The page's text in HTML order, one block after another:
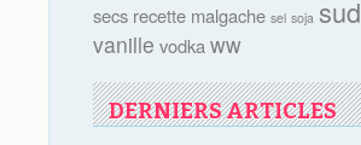
secs recette malgache sel soja sud
vanille vodka ww
DERNIERS ARTICLES